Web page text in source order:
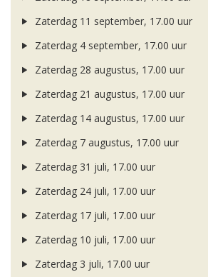
Zaterdag 11 september, 17.00 uur
Zaterdag 4 september, 17.00 uur
Zaterdag 28 augustus, 17.00 uur
Zaterdag 21 augustus, 17.00 uur
Zaterdag 14 augustus, 17.00 uur
Zaterdag 7 augustus, 17.00 uur
Zaterdag 31 juli, 17.00 uur
Zaterdag 24 juli, 17.00 uur
Zaterdag 17 juli, 17.00 uur
Zaterdag 10 juli, 17.00 uur
Zaterdag 3 juli, 17.00 uur